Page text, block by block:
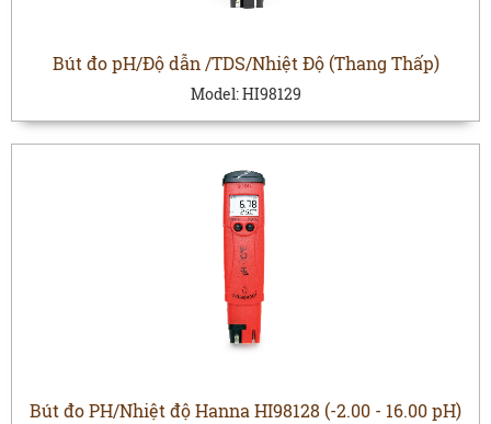
Bút đo pH/Độ dẫn /TDS/Nhiệt Độ (Thang Thấp)
Model:HI98129
Bút đo PH/Nhiệt độ Hanna HI98128 (-2.00 - 16.00 pH)